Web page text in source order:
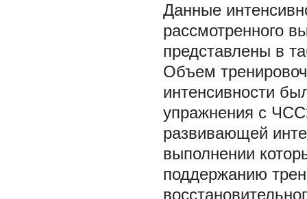
Данные
рассмотренного
представлены в
Объем
интенсивности
упражнения с
развивающей
выполнении
поддержанию